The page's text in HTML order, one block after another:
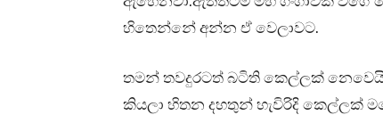
හිතෙන්නේ අන්න ඒ වෙලාවට.
තමන් තවදුරටත් බටිති කෙල්ලක්
කියලා හිතන දහතුන් හැවිරිදි කෙල්ලක්